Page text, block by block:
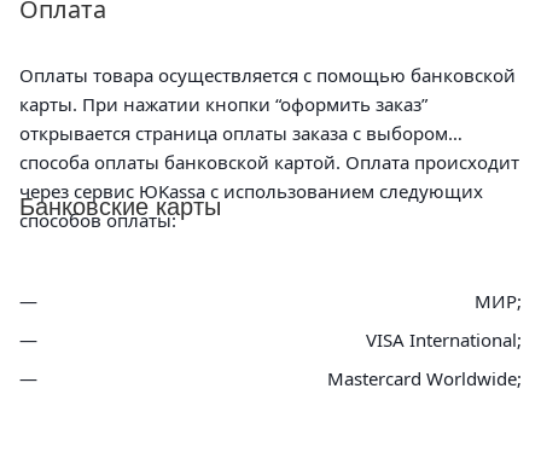
Оплата
Оплаты товара осуществляется с помощью банковской
карты. При нажатии кнопки “оформить заказ”
открывается страница оплаты заказа с выбором
способа оплаты банковской картой. Оплата происходит
через сервис ЮKassa с использованием следующих
способов оплаты:
Банковские карты
МИР;
VISA International;
Mastercard Worldwide;